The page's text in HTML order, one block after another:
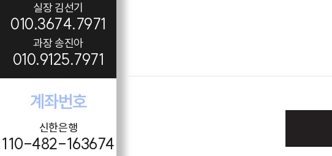
실장 김선기
010.3674.7971
과장 송진아
010.9125.7971
계좌번호
신한은행
110-482-163674